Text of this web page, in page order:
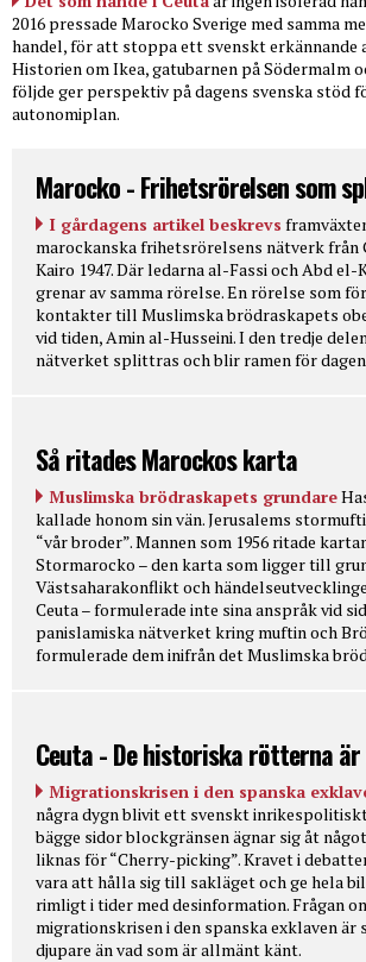
2016 pressade Marocko Sverige med samma
handel, för att stoppa ett svenskt erkännande
Historien om Ikea, gatubarnen på Södermalm
följde ger perspektiv på dagens svenska stöd
autonomiplan.
Marocko - Frihetsrörelsen som
I gårdagens artikel beskrevs
marockanska frihetsrörelsens nätverk från
Kairo 1947. Där ledarna al-Fassi och Abd
grenar av samma rörelse. En rörelse som
kontakter till Muslimska brödraskapets
vid tiden, Amin al-Husseini. I den tredje
nätverket splittras och blir ramen för
Så ritades Marockos karta
Muslimska brödraskapets grundare
kallade honom sin vän. Jerusalems
“vår broder”. Mannen som 1956 ritade
Stormarocko – den karta som ligger till
Västsaharakonflikt och
Ceuta – formulerade inte sina anspråk vid
panislamiska nätverket kring muftin och
formulerade dem inifrån det Muslimska
Ceuta - De historiska rötterna är
Migrationskrisen i den spanska
några dygn blivit ett svenskt
bägge sidor blockgränsen ägnar sig åt
liknas för “Cherry-picking”. Kravet i
vara att hålla sig till sakläget och ge hela
rimligt i tider med desinformation. Frågan
migrationskrisen i den spanska exklaven är
djupare än vad som är allmänt känt.